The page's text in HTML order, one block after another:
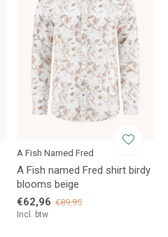
A Fish Named Fred
A Fish named Fred shirt birdy
blooms beige
€62,96 €89,95
Incl. btw